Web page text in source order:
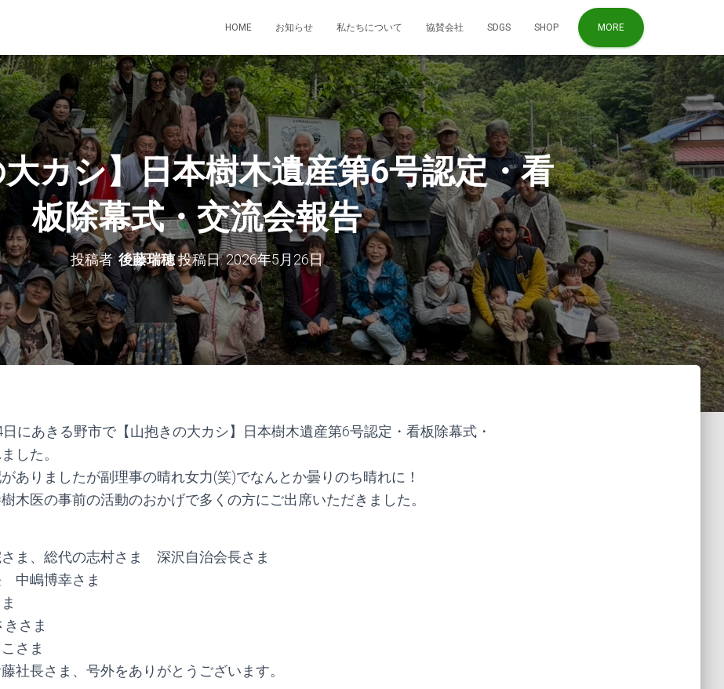
HOME お知らせ 私たちについて 協賛会社 SDGS SHOP MORE
カシ】日本樹木遺産第6号認定・看
板除幕式・交流会報告
投稿者:後藤瑞穂投稿日:2026年5月26日
にあきる野市で【山抱きの大カシ】日本樹木遺産第6号認定・看板除幕式・
した。
ありましたが副理事の晴れ女力(笑)でなんとか曇りのち晴れに！
木医の事前の活動のおかげで多くの方にご出席いただきました。
さま、総代の志村さま 深沢自治会長さま
中嶋博幸さま
さま
さま
社長さま、号外をありがとうございます。